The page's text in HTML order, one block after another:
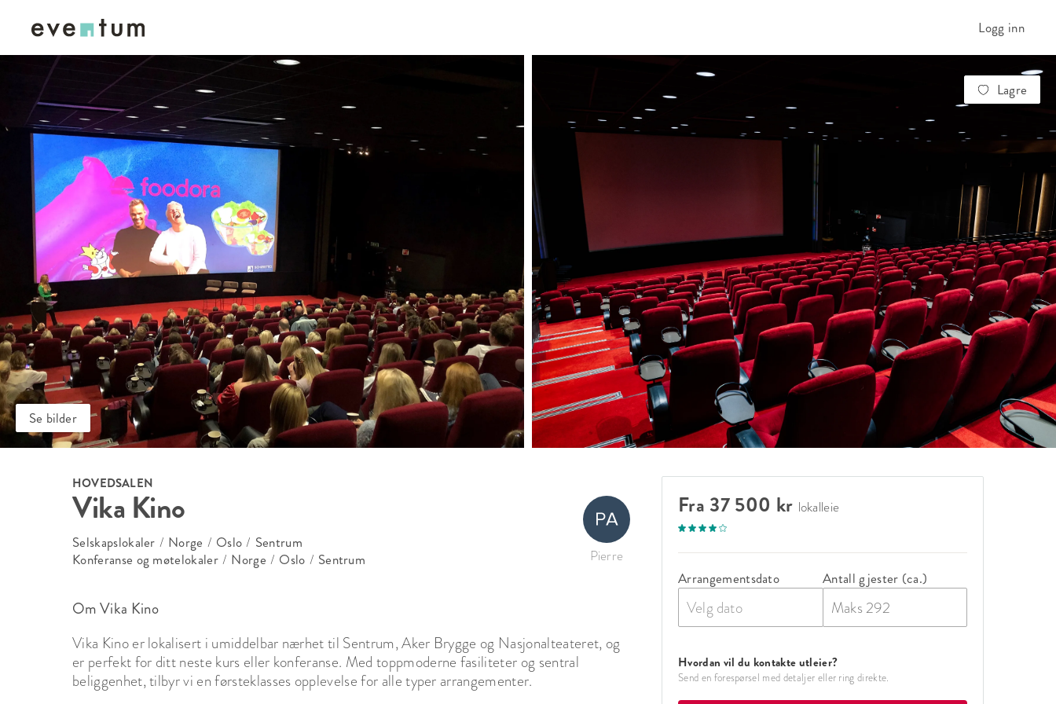
Logg inn
Lagre
Se bilder
HOVEDSALEN
Vika Kino
Selskapslokaler / Norge / Oslo / Sentrum
Konferanse og møtelokaler / Norge / Oslo / Sentrum Pierre
Om Vika Kino
Vika Kino er lokalisert i umiddelbar nærhet til Sentrum, Aker Brygge og Nasjonalteateret, og
er perfekt for ditt neste kurs eller konferanse. Med toppmoderne fasiliteter og sentral
beliggenhet, tilbyr vi en førsteklasses opplevelse for alle typer arrangementer.
Fra 37 500 kr lokalleie
Arrangementsdato
Velg dato
Antall gjester (ca.)
Hvordan vil du kontakte utleier?
Send en forespørsel med detaljer eller ring direkte.